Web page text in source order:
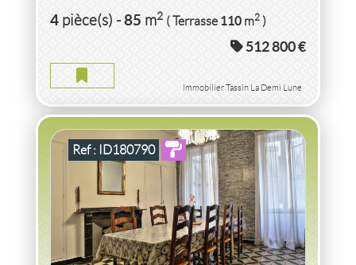
4pièce(s)-85m2 ( Terrasse110m2)
512 800 €
Immobilier Tassin La Demi Lune
Ref : ID180790
VENTEMAISONÀ RAFRAÎCHIRCOURSAN(11110)
MAISON COURSAN
12pièce(s)-345m2 ( Terrasse34m2)